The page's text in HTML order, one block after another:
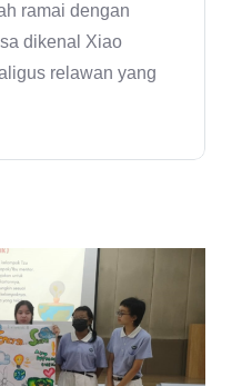
ramai dengan
dikenal Xiao
relawan yang